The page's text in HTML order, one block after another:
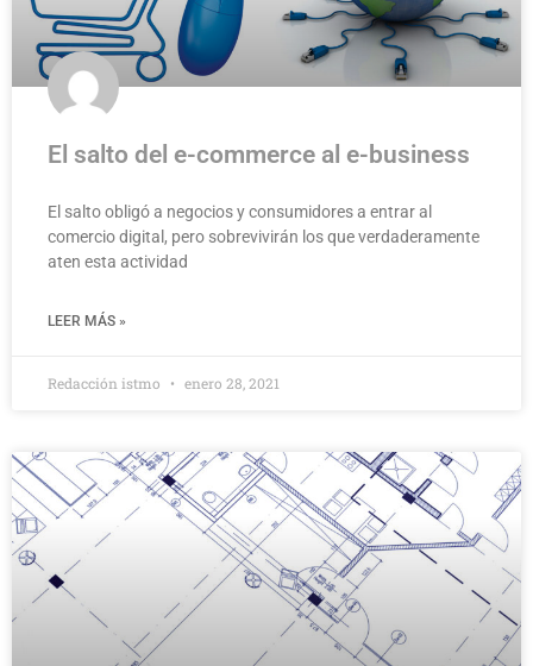
El salto del e-commerce al e-business
El salto obligó a negocios y consumidores a entrar al
comercio digital, pero sobrevivirán los que verdaderamente
aten esta actividad
LEER MÁS »
Redacción istmo enero 28, 2021